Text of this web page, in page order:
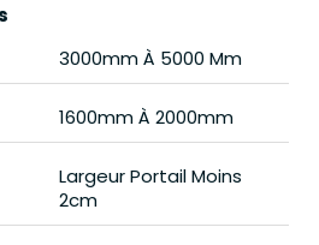
3000mm À 5000 Mm
1600mm À 2000mm
Largeur Portail Moins
2cm